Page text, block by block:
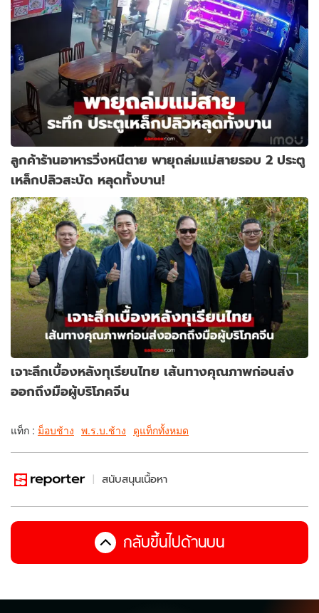
ลูกค้าร้านอาหารวิ่งหนีตาย พายุถล่มแม่สายรอบ 2 ประตู
เหล็กปลิวสะบัด หลุดทั้งบาน!
เจาะลึกเบื้องหลังทุเรียนไทย เส้นทางคุณภาพก่อนส่ง
ออกถึงมือผู้บริโภคจีน
แท็ก : ม็อบช้าง พ.ร.บ.ช้าง ดูแท็กทั้งหมด
สนับสนุนเนื้อหา
กลับขึ้นไปด้านบน